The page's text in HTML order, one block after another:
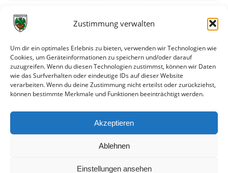
Zustimmung verwalten
Um dir ein optimales Erlebnis zu bieten, verwenden wir Technologien wie
Cookies, um Geräteinformationen zu speichern und/oder darauf
zuzugreifen. Wenn du diesen Technologien zustimmst, können wir Daten
wie das Surfverhalten oder eindeutige IDs auf dieser Website
verarbeiten. Wenn du deine Zustimmung nicht erteilst oder zurückziehst,
können bestimmte Merkmale und Funktionen beeinträchtigt werden.
Akzeptieren
Ablehnen
Einstellungen ansehen
31. Juli 2026
30. Juli 2026
Deine Spielminute: 89+1
28. Juli 2026
Neuer Rückensponsor
Neue Podcast-Folge: So tickt Björn!
27. Juli 2026